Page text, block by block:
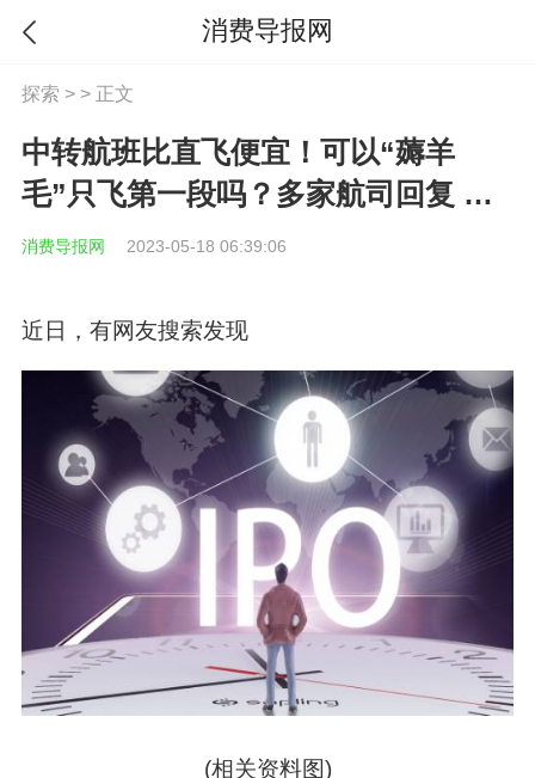
消费导报网
探索 > > 正文
中转航班比直飞便宜！可以“薅羊
毛”只飞第一段吗？多家航司回复 世
界时讯
消费导报网 2023-05-18 06:39:06
近日，有网友搜索发现
(相关资料图)